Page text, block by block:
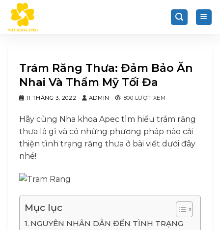
Chuyển
đến
nội
Trám Răng Thưa: Đảm Bảo Ăn
Nhai Và Thẩm Mỹ Tối Đa
11 THÁNG 3, 2022 - ADMIN - 800 LƯỢT XEM
Hãy cùng Nha khoa Apec tìm hiểu trám răng
thưa là gì và có những phương pháp nào cải
thiện tình trạng răng thưa ở bài viết dưới đây
nhé!
Mục lục
NGUYÊN NHÂN DẪN ĐẾN TÌNH TRẠNG